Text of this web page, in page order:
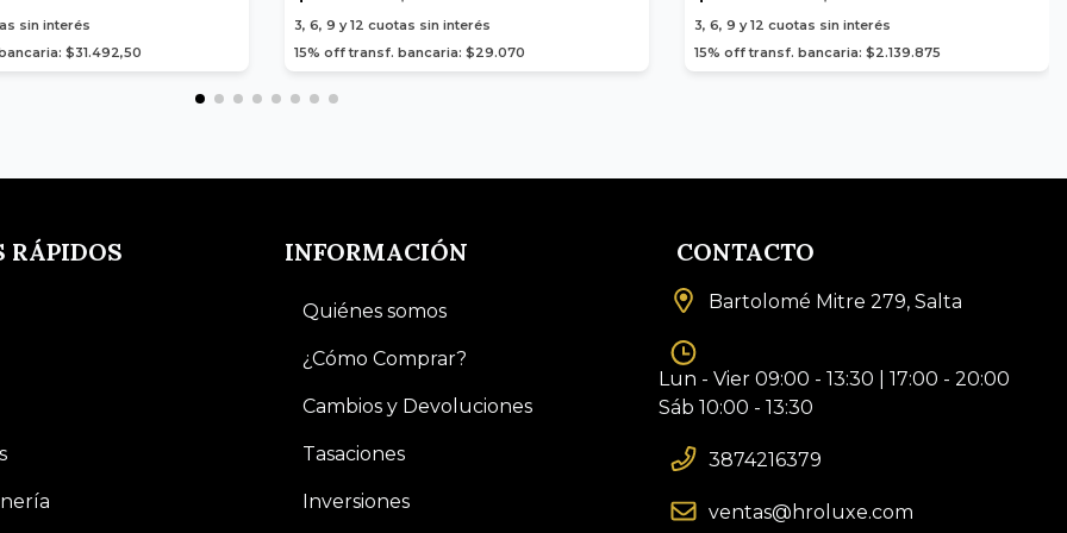
sin interés
$31.492,50
3, 6, 9 y 12 cuotas sin interés
15% off transf. bancaria: $29.070
3, 6, 9 y 12 cuotas sin interés
15% off transf. bancaria: $2.139.875
RÁPIDOS INFORMACIÓN
Quiénes somos
¿Cómo Comprar?
Cambios y Devoluciones
Tasaciones
Inversiones
CONTACTO
Bartolomé Mitre 279, Salta
Lun - Vier 09:00 - 13:30 | 17:00 - 20:00
Sáb 10:00 - 13:30
3874216379
ventas@hroluxe.com